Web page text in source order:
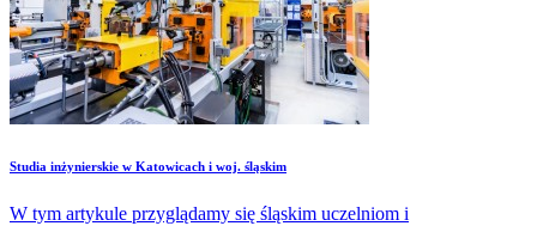
Studia inżynierskie w Katowicach i woj. śląskim
W tym artykule przyglądamy się śląskim uczelniom i